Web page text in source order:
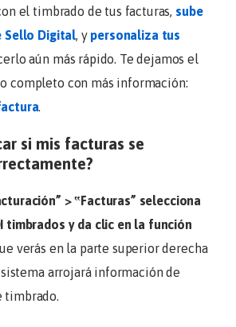
el timbrado de tus facturas, sube
Sello Digital, y personaliza tus
aún más rápido. Te dejamos el
completo con más información:
.
si mis facturas se
” > ‟Facturas” selecciona
timbrados y da clic en la función
verás en la parte superior derecha
arrojará información de
timbrado.